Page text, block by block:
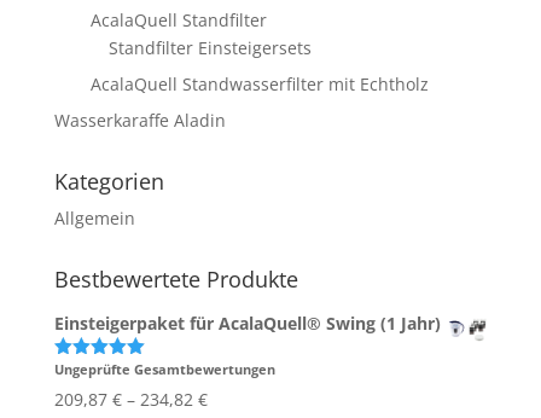
AcalaQuell Standfilter
Standfilter Einsteigersets
AcalaQuell Standwasserfilter mit Echtholz
Wasserkaraffe Aladin
Kategorien
Allgemein
Bestbewertete Produkte
Einsteigerpaket für AcalaQuell® Swing (1 Jahr)
Bewertet
von 5
Ungeprüfte Gesamtbewertungen
209,87 €– 234,82 €